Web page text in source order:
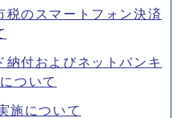
税のスマートフォン決済
付およびネットバンキ
ついて
施について